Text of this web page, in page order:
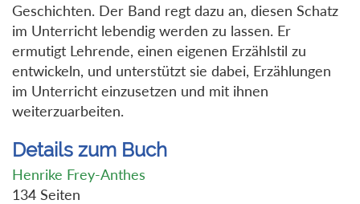
Geschichten. Der Band regt dazu an, diesen Schatz
im Unterricht lebendig werden zu lassen. Er
ermutigt Lehrende, einen eigenen Erzählstil zu
entwickeln, und unterstützt sie dabei, Erzählungen
im Unterricht einzusetzen und mit ihnen
weiterzuarbeiten.
Details zum Buch
Henrike Frey-Anthes
134 Seiten